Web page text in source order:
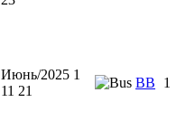
Июнь/2025 1
11 21
ВВ 1